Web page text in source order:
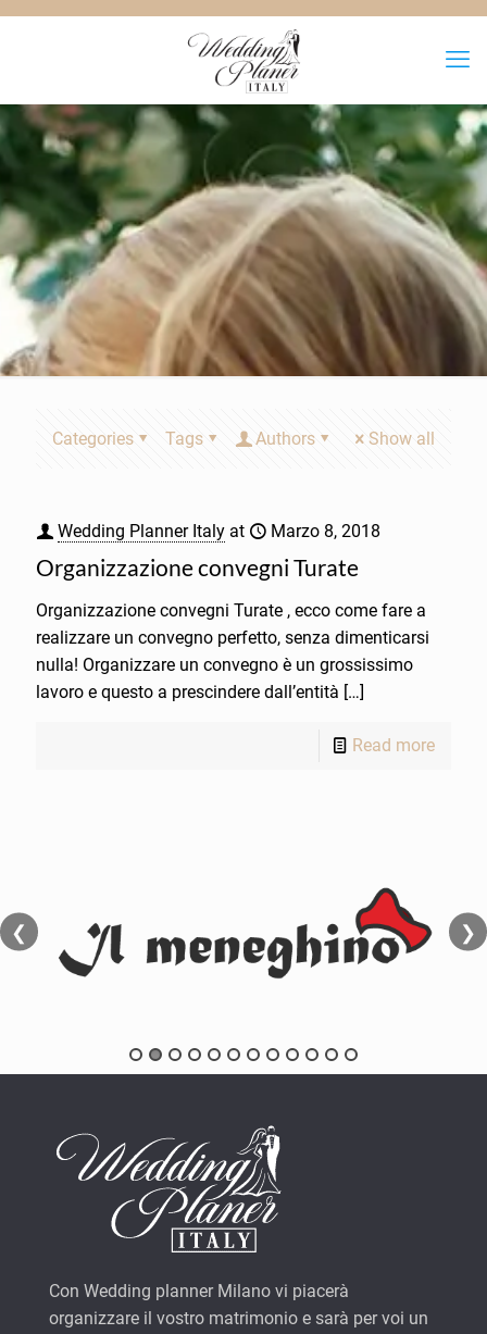
Categories Tags Authors Show all
Wedding Planner Italy at Marzo 8, 2018
Organizzazione convegni Turate
Organizzazione convegni Turate , ecco come fare a
realizzare un convegno perfetto, senza dimenticarsi
nulla! Organizzare un convegno è un grossissimo
lavoro e questo a prescindere dall’entità […]
Read more
❮ ❯
Con Wedding planner Milano vi piacerà
organizzare il vostro matrimonio e sarà per voi un